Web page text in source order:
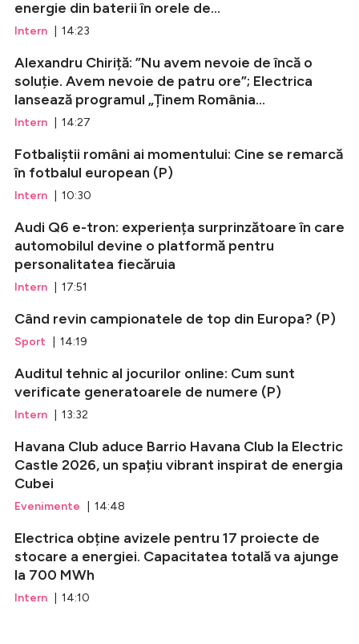
energie din baterii în orele de...
Intern | 14:23
Alexandru Chiriță: ”Nu avem nevoie de încă o
soluție. Avem nevoie de patru ore”; Electrica
lansează programul „Ținem România...
Intern | 14:27
Fotbaliștii români ai momentului: Cine se remarcă
în fotbalul european (P)
Intern | 10:30
Audi Q6 e-tron: experiența surprinzătoare în care
automobilul devine o platformă pentru
personalitatea fiecăruia
Intern | 17:51
Când revin campionatele de top din Europa? (P)
Sport | 14:19
Auditul tehnic al jocurilor online: Cum sunt
verificate generatoarele de numere (P)
Intern | 13:32
Havana Club aduce Barrio Havana Club la Electric
Castle 2026, un spațiu vibrant inspirat de energia
Cubei
Evenimente | 14:48
Electrica obține avizele pentru 17 proiecte de
stocare a energiei. Capacitatea totală va ajunge
la 700 MWh
Intern | 14:10